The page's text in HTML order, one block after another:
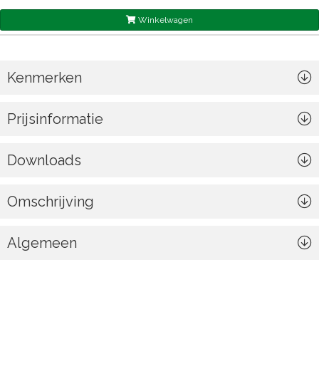
Winkelwagen
Kenmerken
Prijsinformatie
Downloads
Omschrijving
Algemeen